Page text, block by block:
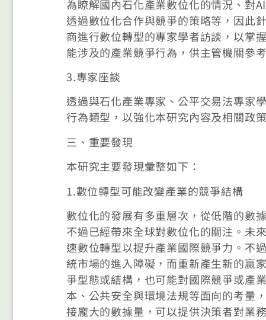
為瞭解國內石化產業數位化的情況、對
透過數位化合作與競爭的策略等，因此
商進行數位轉型的專家學者訪談，以掌
能涉及的產業競爭行為，供主管機關參考
3.專家座談
透過與石化產業專家、公平交易法專家
行為類型，以強化本研究內容及相關政
三、重要發現
本研究主要發現彙整如下：
1.數位轉型可能改變產業的競爭結構
數位化的發展有多重層次，從低階的數
不過已經帶來全球對數位化的關注。未
速數位轉型以提升產業國際競爭力。不
統市場的進入障礙，而重新產生新的贏
爭型態或結構，也可能對國際競爭或產
本、公共安全與環境法規等面向的考量
接龐大的數據量，可以提供決策者對業